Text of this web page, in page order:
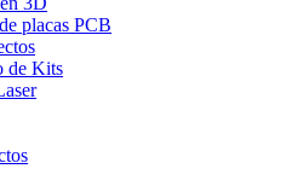
placas PCB
de Kits